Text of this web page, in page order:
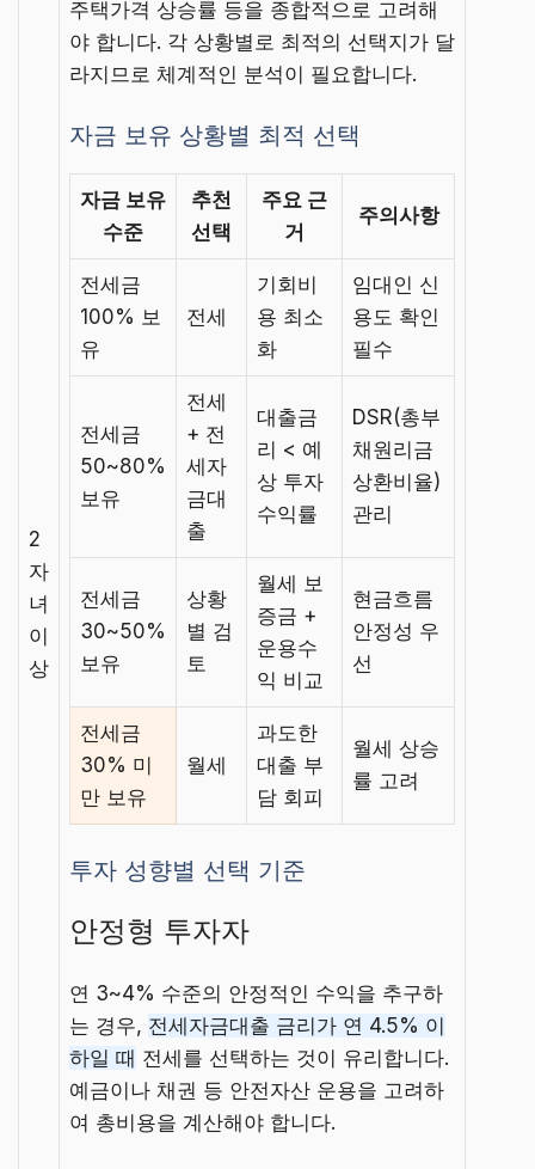
2
자
녀
이
상
주택가격 상승률 등을 종합적으로 고려해
야 합니다. 각 상황별로 최적의 선택지가 달
라지므로 체계적인 분석이 필요합니다.
자금 보유 상황별 최적 선택
자금 보유
수준
추천
선택
주요 근
거
주의사항
전세금
100% 보
유
전세
기회비
용 최소
화
임대인 신
용도 확인
필수
전세금
50~80%
보유
전세
+ 전
세자
금대
출
대출금
리 < 예
상 투자
수익률
DSR(총부
채원리금
상환비율)
관리
전세금
30~50%
보유
상황
별 검
토
월세 보
증금 +
운용수
익 비교
현금흐름
안정성 우
선
전세금
30% 미
만 보유
월세
과도한
대출 부
담 회피
월세 상승
률 고려
투자 성향별 선택 기준
안정형 투자자
연 3~4% 수준의 안정적인 수익을 추구하
는 경우, 전세자금대출 금리가 연 4.5% 이
하일 때 전세를 선택하는 것이 유리합니다.
예금이나 채권 등 안전자산 운용을 고려하
여 총비용을 계산해야 합니다.